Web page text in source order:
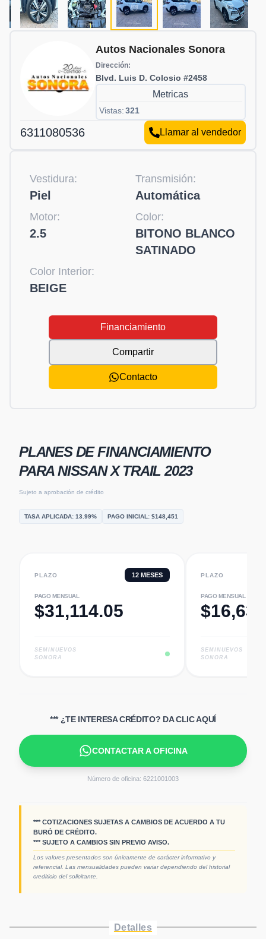
Autos Nacionales Sonora
Dirección:
Blvd. Luis D. Colosio #2458
Metricas
Vistas:321
6311080536 Llamar al vendedor
Vestidura:
Piel
Transmisión:
Automática
Motor:
2.5
Color:
BITONO BLANCO
SATINADO
Color Interior:
BEIGE
Financiamiento
Compartir
Contacto
PLANES DE FINANCIAMIENTO
PARANISSAN X TRAIL 2023
Sujeto a aprobación de crédito
TASA APLICADA: 13.99% PAGO INICIAL: $148,451
PLAZO 12 MESES
PAGO MENSUAL
$31,114.05
SEMINUEVOS
SONORA
PLAZO
PAGO MENSUAL
$
SEMINUEVOS
SONORA
*** ¿TE INTERESA CRÉDITO? DA CLIC AQUÍ
CONTACTAR A OFICINA
Número de oficina: 6221001003
*** COTIZACIONES SUJETAS A CAMBIOS DE ACUERDO A TU
BURÓ DE CRÉDITO.
*** SUJETO A CAMBIOS SIN PREVIO AVISO.
Los valores presentados son únicamente de carácter informativo y
referencial. Las mensualidades pueden variar dependiendo del historial
crediticio del solicitante.
Detalles